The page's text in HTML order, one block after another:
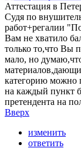
Аттестация в
Судя по
работ+регалии
Вам не хватило
только то,что Вы
мало, но
категорию можно
на каждый пункт
претендента на
Вверх
изменить
ответить